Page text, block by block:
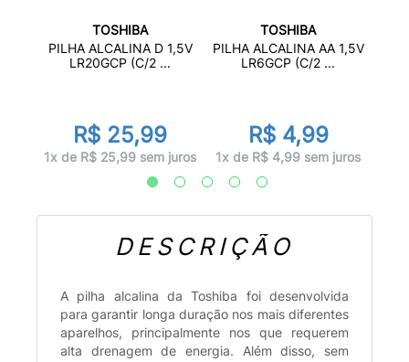
TOSHIBA
PILHA ALCALINA D 1,5V
LR20GCP (C/2 ...
R$ 25,99
1x de R$ 25,99 sem juros
TOSHIBA
PILHA ALCALINA AA 1,5V
LR6GCP (C/2 ...
R$ 4,99
1x de R$ 4,99 sem juros
DESCRIÇÃO
A pilha alcalina da Toshiba foi desenvolvida
para garantir longa duração nos mais diferentes
aparelhos, principalmente nos que requerem
alta drenagem de energia. Além disso, sem